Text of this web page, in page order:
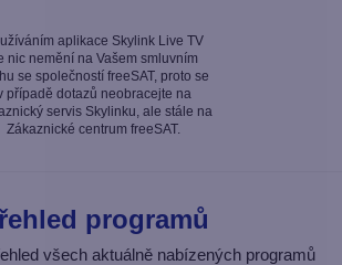
aplikace Skylink Live TV
nic nemění na Vašem smluvním
se společností freeSAT, proto se
případě dotazů neobracejte na
servis Skylinku, ale stále na
Zákaznické centrum freeSAT.
programů
všech aktuálně nabízených programů